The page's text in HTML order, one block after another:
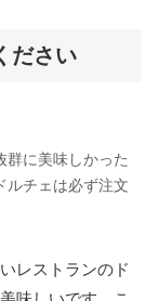
ださい
群に美味しかった
ルチェは必ず注文
レストランのド